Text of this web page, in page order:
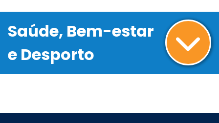
Saúde, Bem-estar
e Desporto